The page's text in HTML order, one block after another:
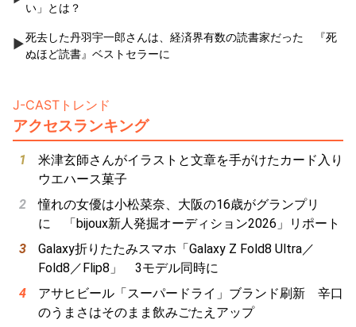
い」とは？
死去した丹羽宇一郎さんは、経済界有数の読書家だった 『死
ぬほど読書』ベストセラーに
J-CASTトレンド
アクセスランキング
米津玄師さんがイラストと文章を手がけたカード入り
ウエハース菓子
憧れの女優は小松菜奈、大阪の16歳がグランプリ
に 「bijoux新人発掘オーディション2026」リポート
Galaxy折りたたみスマホ「Galaxy Z Fold8 Ultra／
Fold8／Flip8」 3モデル同時に
アサヒビール「スーパードライ」ブランド刷新 辛口
のうまさはそのまま飲みごたえアップ